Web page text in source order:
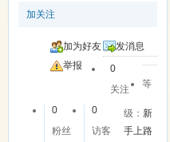
加关注
加为好友
发消息
举报
0
关注
0
粉丝
0
访客
等
级：新
手上路